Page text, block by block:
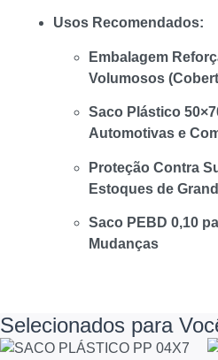
Usos Recomendados:
Embalagem
Volumosos
Saco Plástico
Automotivas e
Proteção Contra
Estoques de
Saco PEBD 0,10
Mudanças
Selecionados para